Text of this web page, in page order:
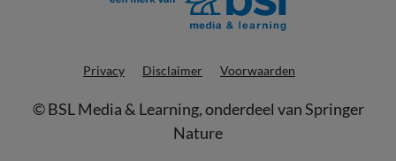
Privacy Disclaimer Voorwaarden
©BSL Media & Learning, onderdeel vanSpringer
Nature